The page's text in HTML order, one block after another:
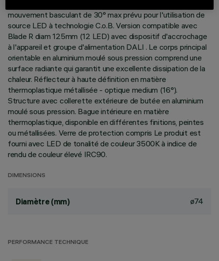
mouvement basculant de 30° max prévu pour l'utilisation de
source LED à technologie C.o.B. Version compatible avec
Blade R diam 125mm (12 LED) avec dispositif d'accrochage
à l'appareil et groupe d'alimentation DALI . Le corps principal
orientable en aluminium moulé sous pression comprend une
surface radiante qui garantit une excellente dissipation de la
chaleur. Réflecteur à haute définition en matière
thermoplastique métallisée - optique medium (16°).
Structure avec collerette extérieure de butée en aluminium
moulé sous pression. Bague intérieure en matière
thermoplastique, disponible en différentes finitions, peintes
ou métallisées. Verre de protection compris Le produit est
fourni avec LED de tonalité de couleur 3500K à indice de
rendu de couleur élevé IRC90.
DIMENSIONS
Diamètre (mm) ø74
PERFORMANCE TECHNIQUE